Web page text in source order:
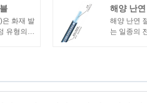
은 화재 발
유형의
해양 난
해양 난연
는 일종의